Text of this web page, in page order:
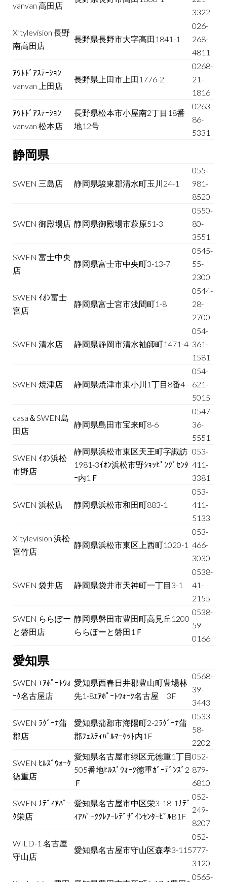
vanvan 高田店
3322
X’tylevision 長野
南高田店
長野県長野市大字高田1841-1
026-
268-
4811
ｱｳﾄﾄﾞｱｽﾃｰｼｮﾝ
vanvan 上田店
長野県上田市上田1776-2
0268-
21-
1816
ｱｳﾄﾄﾞｱｽﾃｰｼｮﾝ
vanvan 松本店
長野県松本市小屋南2丁目18番
地12号
0263-
86-
5331
静岡県
SWEN 三島店 静岡県駿東郡清水町玉川24-1
055-
981-
8520
SWEN 御殿場店 静岡県御殿場市萩原51-3
0550-
80-
3551
SWEN 富士中央
店
静岡県富士市中央町3-13-7
0545-
55-
2300
SWEN ｲｵﾝ富士
宮店
静岡県富士宮市浅間町1-8
0544-
28-
2700
SWEN 清水店 静岡県静岡市清水袖師町1471-4
054-
361-
1581
SWEN 焼津店 静岡県焼津市東小川1丁目8番4
054-
621-
5015
casa＆SWEN島
田店
静岡県島田市宝来町8-6
0547-
36-
5551
SWEN ｲｵﾝ浜松
市野店
静岡県浜松市東区天王町字諏訪
1981-3ｲｵﾝ浜松市野ｼｮｯﾋﾟﾝｸﾞｾﾝﾀ
ｰ内1Ｆ
053-
411-
3381
SWEN 浜松店 静岡県浜松市和田町883-1
053-
411-
5133
X’tylevision 浜松
宮竹店
静岡県浜松市東区上西町1020-1
053-
466-
3030
SWEN 袋井店 静岡県袋井市天神町一丁目3-1
0538-
41-
2155
SWEN ららぽー
と磐田店
静岡県磐田市豊田町高見丘1200
ららぽーと磐田1Ｆ
0538-
59-
0166
愛知県
SWEN ｴｱﾎﾟｰﾄｳｫ
ｰｸ名古屋店
愛知県西春日井郡豊山町豊場林
先1-8ｴｱﾎﾟｰﾄｳｫｰｸ名古屋 3F
0568-
39-
3443
SWEN ﾗｸﾞｰﾅ蒲
郡店
愛知県蒲郡市海陽町2-2ﾗｸﾞｰﾅ蒲
郡ﾌｪｽﾃｨﾊﾞﾙﾏｰｹｯﾄ内1F
0533-
58-
2202
SWEN ﾋﾙｽﾞｳｫｰｸ
徳重店
愛知県名古屋市緑区元徳重1丁目
505番地ﾋﾙｽﾞｳｫｰｸ徳重ｶﾞｰﾃﾞﾝｽﾞ2
Ｆ
052-
879-
6810
SWEN ﾅﾃﾞｨｱﾊﾟｰ
ｸ栄店
愛知県名古屋市中区栄3-18-1ﾅﾃﾞ
ｨｱﾊﾟｰｸｸﾚｱｰﾚﾃﾞｻﾞｲﾝｾﾝﾀｰﾋﾞﾙB1F
052-
249-
8207
WILD-1 名古屋
守山店
愛知県名古屋市守山区森孝3-115
052-
777-
3120
0565-